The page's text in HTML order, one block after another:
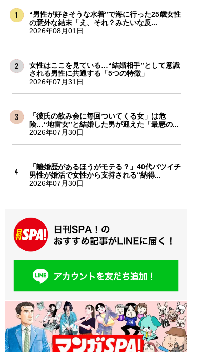
“男性が好きそうな水着”で海に行った25歳女性
の意外な結末「え、それ？みたいな反...
2026年08月01日
女性はここを見ている…“結婚相手”として意識
される男性に共通する「5つの特徴」
2026年07月31日
「彼氏の飲み会に毎回ついてくる女」は危
険…“地雷女”と結婚した男が迎えた「最悪の...
2026年07月30日
「離婚歴があるほうがモテる？」40代バツイチ
男性が婚活で女性から支持される“納得...
2026年07月30日